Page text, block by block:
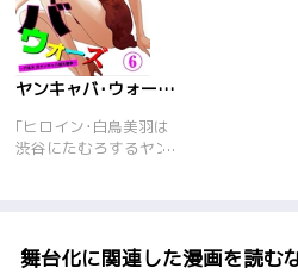
ヤンキャバ･ウォーズ ～六本木 元ヤンキャバ嬢大戦争～
｢ヒロイン･白鳥美羽は
渋谷にたむろするヤン
れた存在だが、高校卒
舞台化に関連した漫画を読む